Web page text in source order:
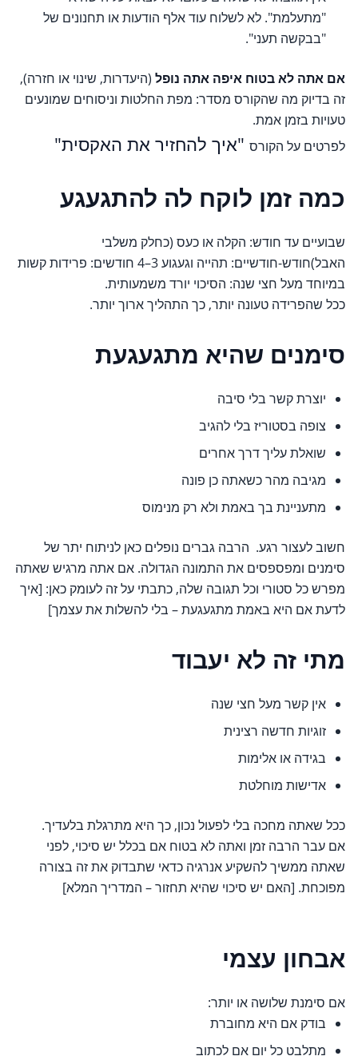
"מתעלמת". לא לשלוח עוד אלף הודעות או תחנונים של
"בבקשה תעני".
אם אתה לא בטוח איפה אתה נופל (היעדרות, שינוי או חזרה),
זה בדיוק מה שהקורס מסדר: מפת החלטות וניסוחים שמונעים
טעויות בזמן אמת.
לפרטים על הקורס "איך להחזיר את האקסית"
כמה זמן לוקח לה להתגעגע
שבועיים עד חודש: הקלה או כעס (כחלק משלבי
האבל)חודש-חודשיים: תהייה וגעגוע 3–4 חודשים: פרידות קשות
במיוחד מעל חצי שנה: הסיכוי יורד משמעותית.
ככל שהפרידה טעונה יותר, כך התהליך ארוך יותר.
סימנים שהיא מתגעגעת
יוצרת קשר בלי סיבה
צופה בסטוריז בלי להגיב
שואלת עליך דרך אחרים
מגיבה מהר כשאתה כן פונה
מתעניינת בך באמת ולא רק מנימוס
חשוב לעצור רגע. הרבה גברים נופלים כאן לניתוח יתר של
סימנים ומפספסים את התמונה הגדולה. אם אתה מרגיש שאתה
מפרש כל סטורי וכל תגובה שלה, כתבתי על זה לעומק כאן: [איך
לדעת אם היא באמת מתגעגעת – בלי להשלות את עצמך]
מתי זה לא יעבוד
אין קשר מעל חצי שנה
זוגיות חדשה רצינית
בגידה או אלימות
אדישות מוחלטת
ככל שאתה מחכה בלי לפעול נכון, כך היא מתרגלת בלעדיך.
אם עבר הרבה זמן ואתה לא בטוח אם בכלל יש סיכוי, לפני
שאתה ממשיך להשקיע אנרגיה כדאי שתבדוק את זה בצורה
מפוכחת. [האם יש סיכוי שהיא תחזור – המדריך המלא]
אבחון עצמי
אם סימנת שלושה או יותר:
בודק אם היא מחוברת
מתלבט כל יום אם לכתוב